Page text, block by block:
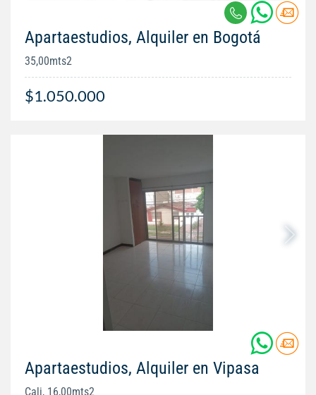
Apartaestudios, Alquiler en Bogotá
35,00mts2
$1.050.000
Apartaestudios, Alquiler en Vipasa
Cali, 16,00mts2